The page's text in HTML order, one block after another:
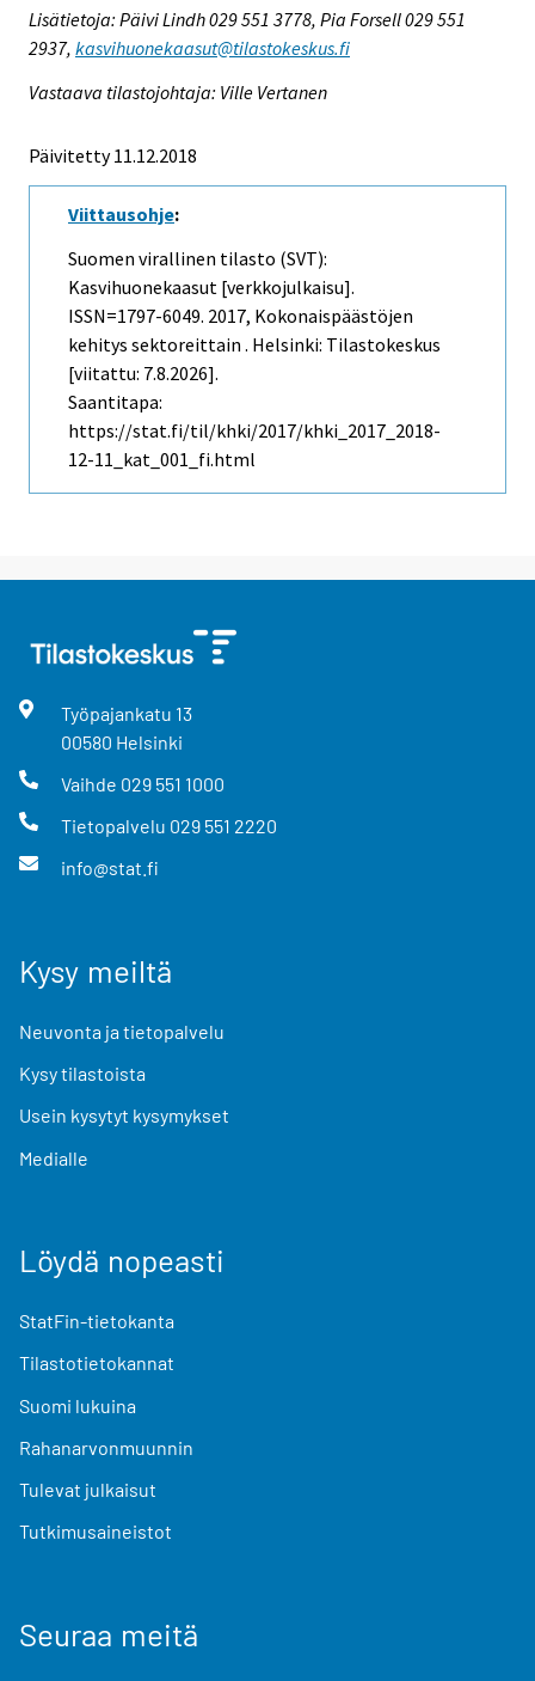
Lisätietoja: Päivi Lindh 029 551 3778, Pia Forsell 029 551
2937, kasvihuonekaasut@tilastokeskus.fi
Vastaava tilastojohtaja: Ville Vertanen
Päivitetty 11.12.2018
Viittausohje:
Suomen virallinen tilasto (SVT):
Kasvihuonekaasut [verkkojulkaisu].
ISSN=1797-6049. 2017, Kokonaispäästöjen
kehitys sektoreittain . Helsinki: Tilastokeskus
[viitattu: 7.8.2026].
Saantitapa:
https://stat.fi/til/khki/2017/khki_2017_2018-
12-11_kat_001_fi.html
Työpajankatu 13
00580 Helsinki
Vaihde 029 551 1000
Tietopalvelu 029 551 2220
info@stat.fi
Kysy meiltä
Neuvonta ja tietopalvelu
Kysy tilastoista
Usein kysytyt kysymykset
Medialle
Löydä nopeasti
StatFin-tietokanta
Tilastotietokannat
Suomi lukuina
Rahanarvonmuunnin
Tulevat julkaisut
Tutkimusaineistot
Seuraa meitä